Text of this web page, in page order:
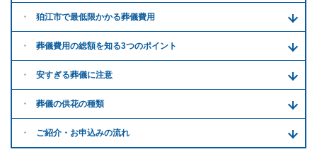
狛江市で最低限かかる葬儀費用
葬儀費用の総額を知る3つのポイント
安すぎる葬儀に注意
葬儀の供花の種類
ご紹介・ お申込みの流れ